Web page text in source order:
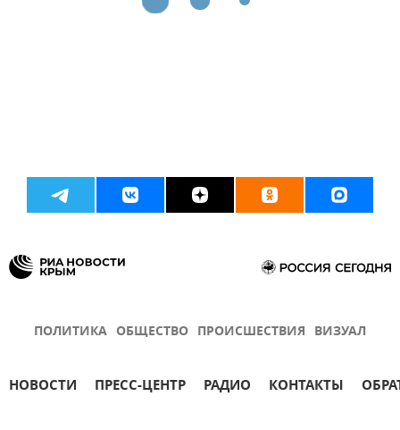
ПОЛИТИКА ОБЩЕСТВО ПРОИСШЕСТВИЯ ВИЗУАЛ
НОВОСТИ ПРЕСС-ЦЕНТР РАДИО КОНТАКТЫ